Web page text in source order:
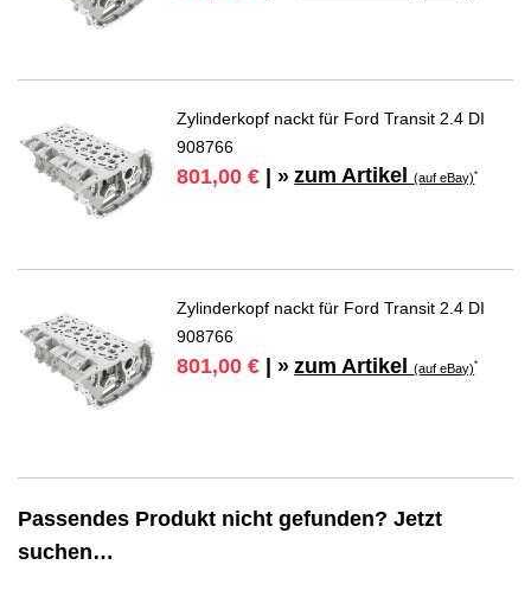
Zylinderkopf nackt für Ford Transit 2.4 DI
908766
801,00 € | » zum Artikel(auf eBay)*
Zylinderkopf nackt für Ford Transit 2.4 DI
908766
801,00 € | » zum Artikel(auf eBay)*
Passendes Produkt nicht gefunden? Jetzt
suchen…